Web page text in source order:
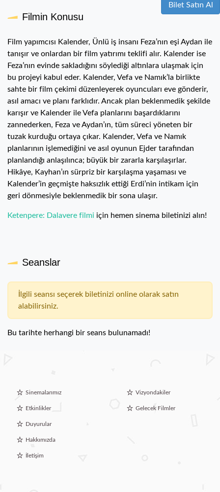
Bilet Satın Al
Filmin Konusu
Film yapımcısı Kalender, Ünlü iş insanı Feza’nın eşi Aydan ile
tanışır ve onlardan bir film yatırımı teklifi alır. Kalender ise
Feza’nın evinde sakladığını söylediği altınlara ulaşmak için
bu projeyi kabul eder. Kalender, Vefa ve Namık’la birlikte
sahte bir film çekimi düzenleyerek oyuncuları eve gönderir,
asıl amacı ve planı farklıdır. Ancak plan beklenmedik şekilde
karışır ve Kalender ile Vefa planlarını başardıklarını
zannederken, Feza ve Aydan’ın, tüm süreci yöneten bir
tuzak kurduğu ortaya çıkar. Kalender, Vefa ve Namık
planlarının işlemediğini ve asıl oyunun Ejder tarafından
planlandığı anlaşılınca; büyük bir zararla karşılaşırlar.
Hikâye, Kayhan’ın sürpriz bir karşılaşma yaşaması ve
Kalender’in geçmişte haksızlık ettiği Erdi’nin intikam için
geri dönmesiyle beklenmedik bir sona ulaşır.
Ketenpere: Dalavere filmi için hemen sinema biletinizi alın!
Seanslar
İlgili seansı seçerek biletinizi online olarak satın
alabilirsiniz.
Bu tarihte herhangi bir seans bulunamadı!
Sinemalarımız
Etkinlikler
Duyurular
Hakkımızda
İletişim
Vizyondakiler
Gelecek Filmler